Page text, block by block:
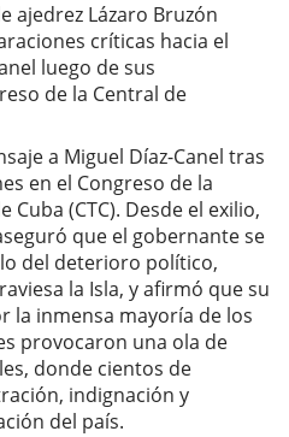
ajedrez Lázaro Bruzón
críticas hacia el
luego de sus
de la Central de
a Miguel Díaz-Canel tras
en el Congreso de la
(CTC). Desde el exilio,
que el gobernante se
del deterioro político,
la Isla, y afirmó que su
la inmensa mayoría de los
provocaron una ola de
donde cientos de
indignación y
del país.